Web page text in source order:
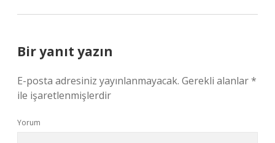
Bir yanıt yazın
E-posta adresiniz yayınlanmayacak. Gerekli alanlar*
ile işaretlenmişlerdir
Yorum